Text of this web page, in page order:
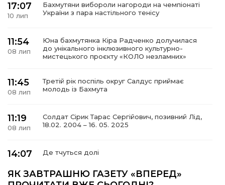
місія
17:07
10 лип
Бахмутяни вибороли нагороди на чемпіонаті
України з пара настільного тенісу
11:54
08 лип
Юна бахмутянка Кіра Радченко долучилася
до унікального інклюзивного культурно-
мистецького проєкту «КОЛО незламних»
11:45
08 лип
Третій рік поспіль округ Салдус приймає
молодь із Бахмута
11:19
08 лип
Солдат Сірик Тарас Сергійович, позивний Лід,
18.02. 2004 – 16. 05. 2025
14:07 Де тчуться долі
ЯК ЗАВТРАШНЮ ГАЗЕТУ «ВПЕРЕД»